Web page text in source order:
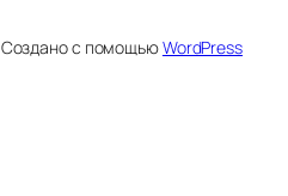
Создано с помощьюWordPress